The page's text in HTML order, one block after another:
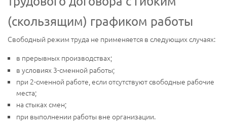
(скользящим) графиком работы
Свободный режим труда не применяется в следующих случаях:
в прерывных производствах;
в условиях 3-сменной работы;
при 2-сменной работе, если отсутствуют свободные рабочие
места;
на стыках смен;
при выполнении работы вне организации.